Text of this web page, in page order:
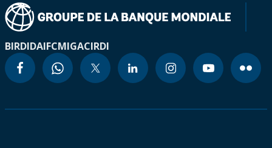
BIRDIDAIFCMIGACIRDI